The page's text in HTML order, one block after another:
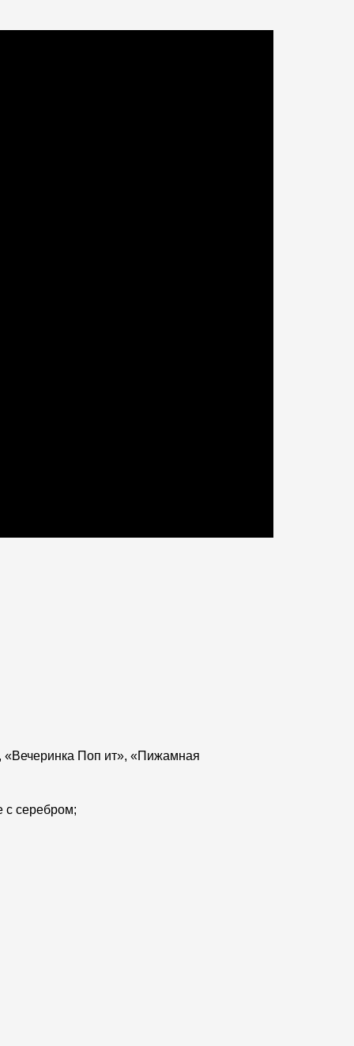
«Вечеринка Поп ит», «Пижамная
с серебром;